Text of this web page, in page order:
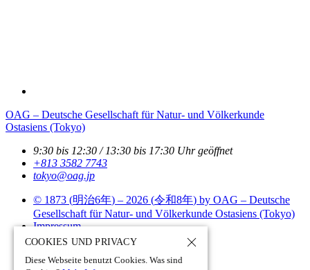
OAG – Deutsche Gesellschaft für Natur- und Völkerkunde
Ostasiens (Tokyo)
9:30 bis 12:30 / 13:30 bis 17:30 Uhr geöffnet
+813 3582 7743
tokyo­@­oag­.­jp
© 1873 (明治6年) – 2026 (令和8年) by OAG – Deutsche
Gesellschaft für Natur- und Völkerkunde Ostasiens (Tokyo)
Impressum
Datenschutz
Site by piichi.com - tokyo - japan
COOKIES UND PRIVACY
Diese Webseite benutzt Cookies. Was sind